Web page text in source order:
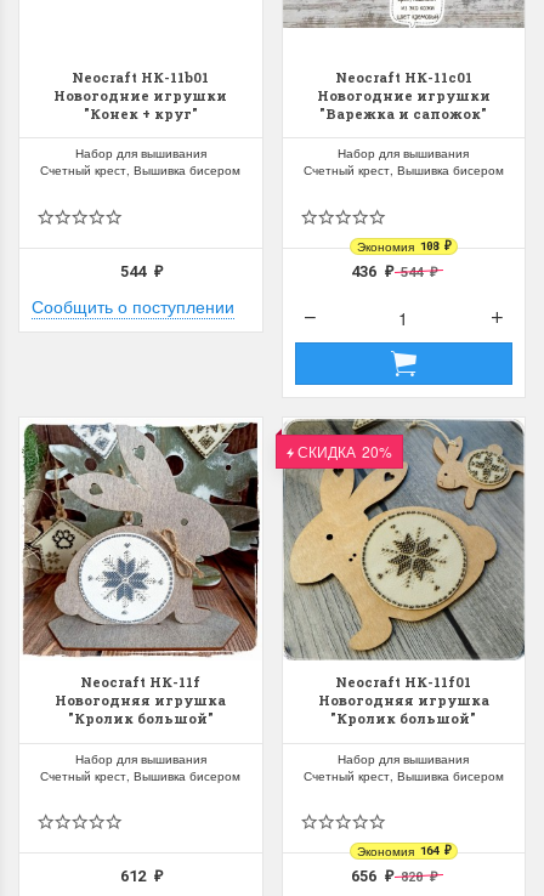
честь первого летнего дня
Чудетство...
ПОДРОБНЕЕ
Анастасия Туманова
1 июня 2024 11:29
Раритеты Дим.
Dimensions
Спешите купить...
ПОДРОБНЕЕ
22 мая 2024 13:01
Dimensions 35231
Willow Swan
(Ива-лебедь)
Хороший набор
Отличный набор, канва,
отличном состоянии.
Ларина Евгения
1 апреля 2026 14:55
13648USA
Bear and
(Белый
с
Красивый
раритетный
комплектация
Neocraft НК-11b01
Новогодние игрушки
"Конек + круг"
Набор для вышивания
Счетный крест, Вышивка бисером
544 ₽
Сообщить о поступлении
Neocraft НК-11c01
Новогодние игрушки
"Варежка и сапожок"
Набор для вышивания
Счетный крест, Вышивка бисером
Экономия 108 ₽
436₽ 544₽
Neocraft НК-11f
Новогодняя игрушка
"Кролик большой"
Набор для вышивания
Счетный крест, Вышивка бисером
612 ₽
СКИДКА 20%
Neocraft НК-11f01
Новогодняя игрушка
"Кролик большой"
Набор для вышивания
Счетный крест, Вышивка бисером
Экономия 164 ₽
656₽ 820₽